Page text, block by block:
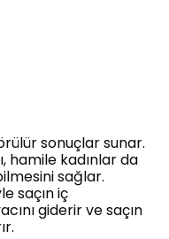
sonuçlar sunar.
hamile kadınlar da
sağlar.
saçın iç
giderir ve saçın